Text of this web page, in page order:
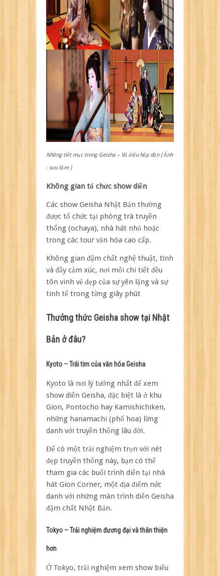
Những tiết mục trong Geisha – Vũ điệu hấp dẫn ( Ảnh
: sưu tầm )
Không gian tổ chức show diễn
Các show Geisha Nhật Bản thường
được tổ chức tại phòng trà truyền
thống (ochaya), nhà hát nhỏ hoặc
trong các tour văn hóa cao cấp.
Không gian đậm chất nghệ thuật, tĩnh
và đầy cảm xúc, nơi mỗi chi tiết đều
tôn vinh vẻ đẹp của sự yên lặng và sự
tinh tế trong từng giây phút
Thưởng thức Geisha show tại Nhật
Bản ở đâu?
Kyoto – Trái tim của văn hóa Geisha
Kyoto là nơi lý tưởng nhất để xem
show diễn Geisha, đặc biệt là ở khu
Gion, Pontocho hay Kamishichiken,
những hanamachi (phố hoa) lừng
danh với truyền thống lâu đời.
Để có một trải nghiệm trọn với nét
đẹp truyền thống này, bạn có thể
tham gia các buổi trình diễn tại nhà
hát Gion Corner, một địa điểm nức
danh với những màn trình diễn Geisha
đậm chất Nhật Bản.
Tokyo – Trải nghiệm đương đại và thân thiện
hơn
Ở Tokyo, trải nghiệm xem show biểu